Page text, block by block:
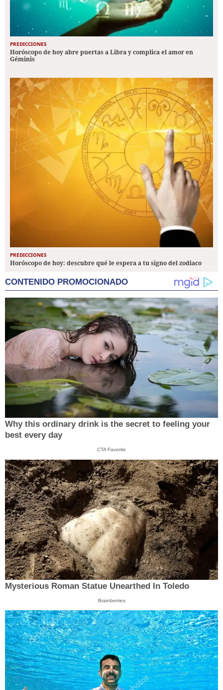
PREDICCIONES
Horóscopo de hoy abre puertas a Libra y complica el amor en
Géminis
PREDICCIONES
Horóscopo de hoy: descubre qué le espera a tu signo del zodiaco
CONTENIDO PROMOCIONADO
Why this ordinary drink is the secret to feeling your
best every day
CTA Favorite
Mysterious Roman Statue Unearthed In Toledo
Brainberries